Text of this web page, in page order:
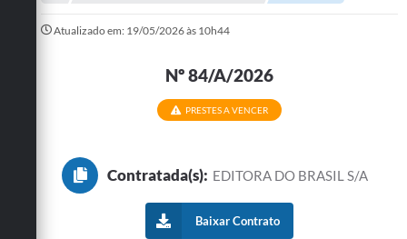
Atualizado em: 19/05/2026 às 10h44
Nº 84/A/2026
PRESTES A VENCER
Contratada(s): EDITORA DO BRASIL S/A
Baixar Contrato